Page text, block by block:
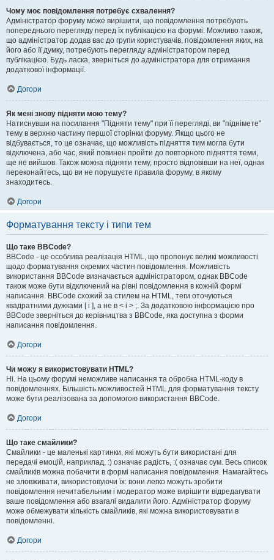
Чому моє повідомлення потребує схвалення?
Адміністратор форуму може вирішити, що повідомлення потребують
попереднього перегляду перед їх публікацією на форумі. Можливо також,
що адміністратор додав вас до групи користувачів, повідомлення яких, на
його або її думку, потребують перегляду адміністратором перед
публікацією. Будь ласка, зверніться до адміністратора для отримання
додаткової інформації.
Догори
Як мені знову підняти мою тему?
Натиснувши на посилання "Підняти тему" при її перегляді, ви "піднімете"
тему в верхню частину першої сторінки форуму. Якщо цього не
відбувається, то це означає, що можливість підняття тим могла бути
відключена, або час, який повинен пройти до повторного підняття теми,
ще не вийшов. Також можна підняти тему, просто відповівши на неї, однак
переконайтесь, що ви не порушуєте правила форуму, в якому
знаходитесь.
Догори
Форматування тексту і типи тем
Що таке BBCode?
BBCode - це особлива реалізація HTML, що пропонує великі можливості
щодо форматування окремих частин повідомлення. Можливість
використання BBCode визначається адміністратором, однак BBCode
також може бути відключений на рівні повідомлення в кожній формі
написання. BBCode схожий за стилем на HTML, теги оточуються
квадратними дужками [ і ], а не в < і > ;. За додатковою інформацією про
BBCode зверніться до керівництва з BBCode, яка доступна з форми
написання повідомлення.
Догори
Чи можу я використовувати HTML?
Ні. На цьому форумі неможливе написання та обробка HTML-коду в
повідомленнях. Більшість можливостей HTML для форматування тексту
може бути реалізована за допомогою використання BBCode.
Догори
Що таке смайлики?
Смайлики - це маленькі картинки, які можуть бути використані для
передачі емоцій, наприклад, :) означає радість, :( означає сум. Весь список
смайликів можна побачити в формі написання повідомлення. Намагайтесь
не зловживати, використовуючи їх: вони легко можуть зробити
повідомлення нечитабельним і модератор може вирішити відредагувати
ваше повідомлення або взагалі видалити його. Адміністратор форуму
може обмежувати кількість смайликів, які можна використовувати в
повідомленні.
Догори